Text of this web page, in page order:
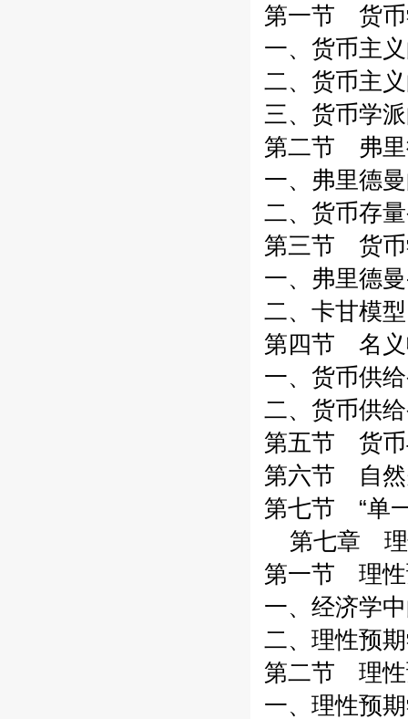
第一节 货币
一、货币主
二、货币主
三、货币学
第二节 弗里
一、弗里德
二、货币存
第三节 货币
一、弗里德
二、卡甘模型
第四节 名义
一、货币供
二、货币供
第五节 货币
第六节 自然
第七节 “单
第七章 理
第一节 理性
一、经济学
二、理性预
第二节 理性
一、理性预